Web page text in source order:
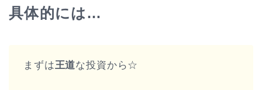
具体的には…
まずは王道な投資から☆